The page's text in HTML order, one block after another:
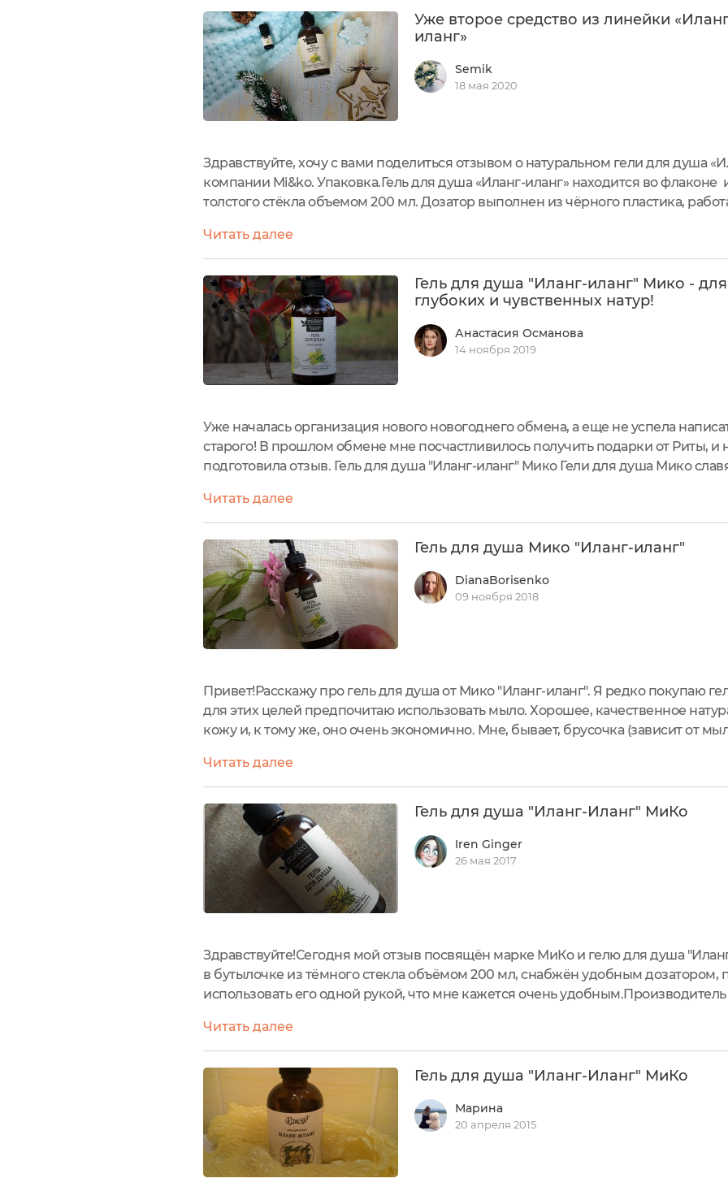
Уже второе средство из линейки
иланг»
Semik
18 мая 2020
Здравствуйте, хочу с вами поделиться отзывом о натуральном гели для душа
компании Mi&ko. Упаковка.Гель для душа «Иланг-иланг» находится во флаконе
толстого стёкла объемом 200 мл. Дозатор выполнен из чёрного пластика,
наклейки не броский, на ней красуются...
Читать далее
Гель для душа "Иланг-иланг" Мико - для
глубоких и чувственных натур!
Анастасия Османова
14 ноября 2019
Уже началась организация нового новогоднего обмена, а еще не успела
старого! В прошлом обмене мне посчастливилось получить подарки от Риты, и
подготовила отзыв. Гель для душа "Иланг-иланг" Мико Гели для душа Мико
ощущение обладания роскошью....
Читать далее
Гель для душа Мико "Иланг-иланг"
DianaBorisenko
09 ноября 2018
Привет!Расскажу про гель для душа от Мико "Иланг-иланг". Я редко покупаю
для этих целей предпочитаю использовать мыло. Хорошее, качественное
кожу и, к тому же, оно очень экономично. Мне, бывает, брусочка (зависит от
ароматерапии. Упаковка....
Читать далее
Гель для душа "Иланг-Иланг" МиКо
Iren Ginger
26 мая 2017
Здравствуйте!Сегодня мой отзыв посвящён марке МиКо и гелю для душа
в бутылочке из тёмного стекла объёмом 200 мл, снабжён удобным
использовать его одной рукой, что мне кажется очень
дискомфорта от его использования...
Читать далее
Гель для душа "Иланг-Иланг" МиКо
Марина
20 апреля 2015